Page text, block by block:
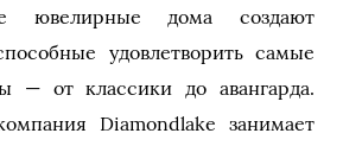
ювелирные дома создают
удовлетворить самые
— от классики до авангарда.
Diamondlake занимает